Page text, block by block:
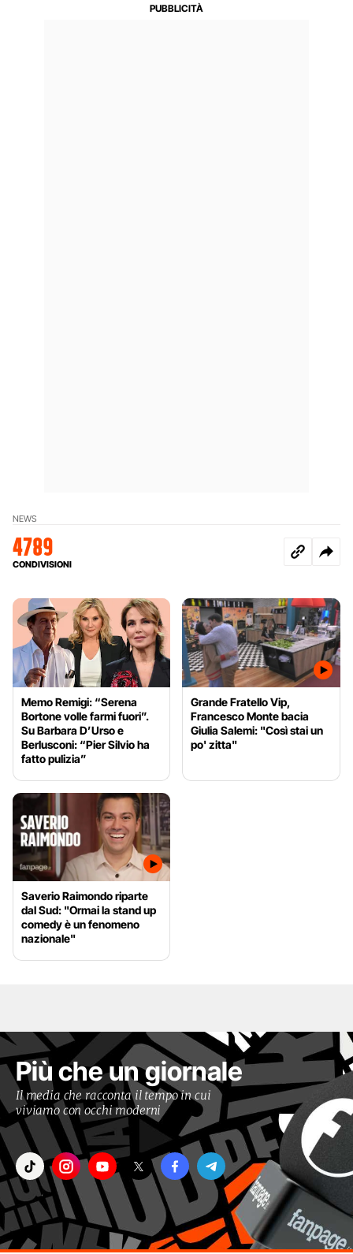
NEWS
4789
CONDIVISIONI
Memo Remigi: “Serena
Bortone volle farmi fuori”.
Su Barbara D’Urso e
Berlusconi: “Pier Silvio ha
fatto pulizia”
Grande Fratello Vip,
Francesco Monte bacia
Giulia Salemi: "Così stai un
po' zitta"
Saverio Raimondo riparte
dal Sud: "Ormai la stand up
comedy è un fenomeno
nazionale"
Più che un giornale
Il media che racconta il tempo in cui
viviamo con occhi moderni